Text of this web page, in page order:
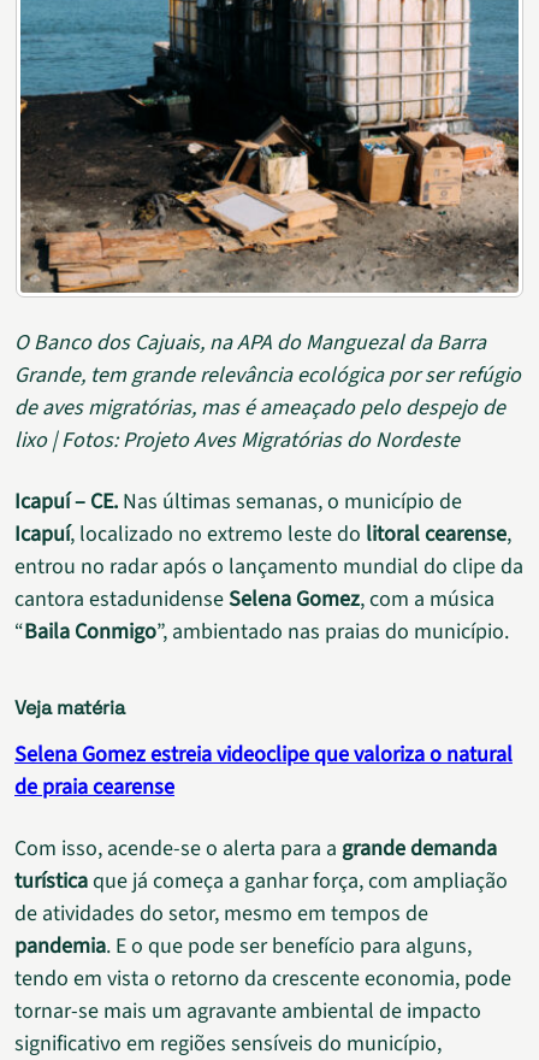
O Banco dos Cajuais, na APA do Manguezal da Barra
Grande, tem grande relevância ecológica por ser refúgio
de aves migratórias, mas é ameaçado pelo despejo de
lixo | Fotos: Projeto Aves Migratórias do Nordeste
Icapuí – CE. Nas últimas semanas, o município de
Icapuí, localizado no extremo leste do litoral cearense,
entrou no radar após o lançamento mundial do clipe da
cantora estadunidense Selena Gomez, com a música
“Baila Conmigo”, ambientado nas praias do município.
Veja matéria
Selena Gomez estreia videoclipe que valoriza o natural
de praia cearense
Com isso, acende-se o alerta para a grande demanda
turísticaque já começa a ganhar força, com ampliação
de atividades do setor, mesmo em tempos de
pandemia. E o que pode ser benefício para alguns,
tendo em vista o retorno da crescente economia, pode
tornar-se mais um agravante ambiental de impacto
significativo em regiões sensíveis do município,